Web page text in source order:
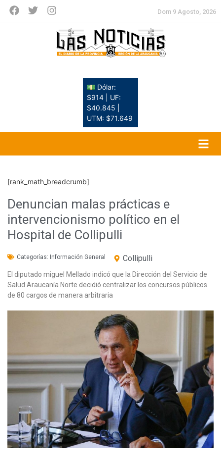
Dom 9 Agosto, 2026
💵 Dólar:
$914 | UF:
$40.845 |
UTM: $71.649
[rank_math_breadcrumb]
Denuncian malas prácticas e
intervencionismo político en el
Hospital de Collipulli
Categorías: Información General Collipulli
El diputado miguel Mellado indicó que la Dirección del Servicio de
Salud Araucanía Norte decidió centralizar los concursos públicos
de 80 cargos de manera arbitraria